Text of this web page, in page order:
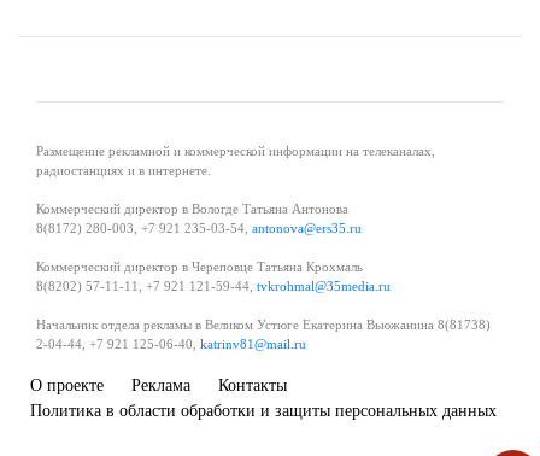
Размещение рекламной и коммерческой информации на телеканалах,
радиостанциях и в интернете.
Коммерческий директор в Вологде Татьяна Антонова
8(8172) 280-003, +7 921 235-03-54, antonova@ers35.ru
Коммерческий директор в Череповце Татьяна Крохмаль
8(8202) 57-11-11, +7 921 121-59-44, tvkrohmal@35media.ru
Начальник отдела рекламы в Великом Устюге Екатерина Вьюжанина 8(81738)
2-04-44, +7 921 125-06-40, katrinv81@mail.ru
О проекте Реклама
Контакты
Политика в области обработки и защиты персональных данных